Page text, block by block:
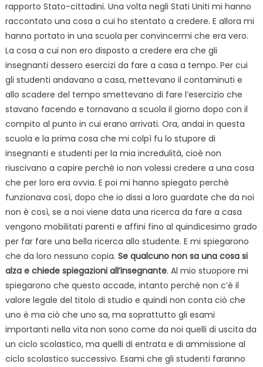
rapporto Stato-cittadini. Una volta negli Stati Uniti mi hanno
raccontato una cosa a cui ho stentato a credere. E allora mi
hanno portato in una scuola per convincermi che era vero.
La cosa a cui non ero disposto a credere era che gli
insegnanti dessero esercizi da fare a casa a tempo. Per cui
gli studenti andavano a casa, mettevano il contaminuti e
allo scadere del tempo smettevano di fare l’esercizio che
stavano facendo e tornavano a scuola il giorno dopo con il
compito al punto in cui erano arrivati. Ora, andai in questa
scuola e la prima cosa che mi colpì fu lo stupore di
insegnanti e studenti per la mia incredulità, cioè non
riuscivano a capire perchè io non volessi credere a una cosa
che per loro era ovvia. E poi mi hanno spiegato perchè
funzionava così, dopo che io dissi a loro guardate che da noi
non è così, se a noi viene data una ricerca da fare a casa
vengono mobilitati parenti e affini fino al quindicesimo grado
per far fare una bella ricerca allo studente. E mi spiegarono
che da loro nessuno copia. Se qualcuno non sa una cosa si
alza e chiede spiegazioni all’insegnante. Al mio stuopore mi
spiegarono che questo accade, intanto perchè non c’è il
valore legale del titolo di studio e quindi non conta ciò che
uno è ma ciò che uno sa, ma soprattutto gli esami
importanti nella vita non sono come da noi quelli di uscita da
un ciclo scolastico, ma quelli di entrata e di ammissione al
ciclo scolastico successivo. Esami che gli studenti faranno